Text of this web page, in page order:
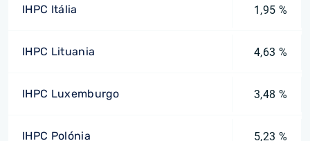
IHPC Itália 1,95 %
IHPC Lituania 4,63 %
IHPC Luxemburgo 3,48 %
IHPC Polónia 5,23 %